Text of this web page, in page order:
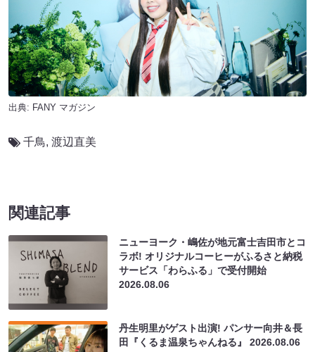
出典: FANY マガジン
千鳥, 渡辺直美
関連記事
ニューヨーク・嶋佐が地元富士吉田市とコ
ラボ! オリジナルコーヒーがふるさと納税
サービス「わらふる」で受付開始
2026.08.06
丹生明里がゲスト出演! パンサー向井＆長
田『くるま温泉ちゃんねる』2026.08.06